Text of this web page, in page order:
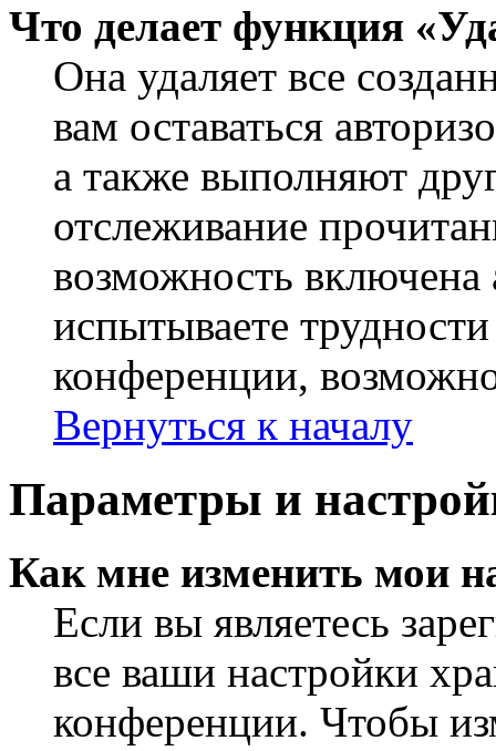
Что делает функция
Она удаляет все
вам оставаться
а также выполняют
отслеживание
возможность
испытываете
конференции,
Вернуться к началу
Параметры и
Как мне изменить мои
Если вы являетесь
все ваши настройки
конференции. Чтобы